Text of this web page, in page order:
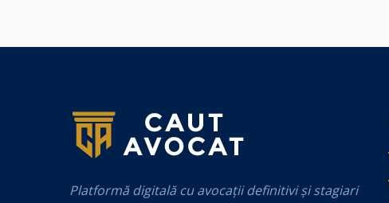
Platformă digitală cu avocații definitivi și stagiari